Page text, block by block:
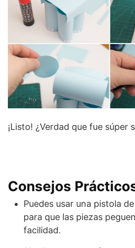
¡Listo! ¿Verdad que fue súper
Consejos
Puedes usar una pistola
para que las piezas
facilidad.